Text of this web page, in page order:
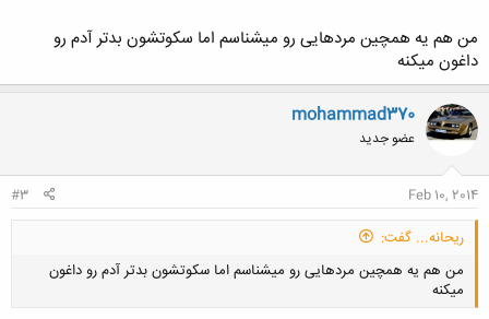
کلیک کنید تا باز شود...
من هم یه همچین مردهایی رو میشناسم اما سکوتشون بدتر آدم رو
داغون میکنه
mohammad370
عضو جدید
Feb 10, 2014
#3
ریحانه... گفت:
من هم یه همچین مردهایی رو میشناسم اما سکوتشون بدتر آدم رو داغون
میکنه